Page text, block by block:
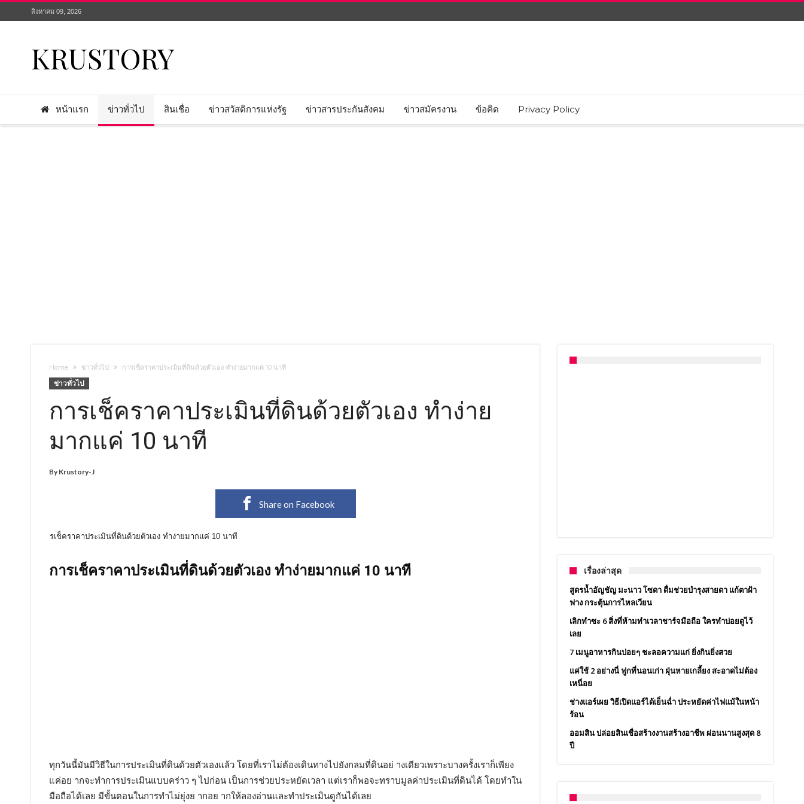
สิงหาคม 09, 2026
KRUSTORY
หน้าแรก ข่าวทั่วไป สินเชื่อ ข่าวสวัสดิการแห่งรัฐ ข่าวสารประกันสังคม ข่าวสมัครงาน ข้อคิด Privacy Policy
Home ข่าวทั่วไป การเช็คราคาประเมินที่ดินด้วยตัวเอง ทำง่ายมากแค่ 10 นาที
ข่าวทั่วไป
การเช็คราคาประเมินที่ดินด้วยตัวเอง ทำง่าย
มากแค่ 10 นาที
By Krustory-J
Share on Facebook
การเช็คราคาประเมินที่ดินด้วยตัวเอง ทำง่ายมากแค่ 10 นาที
ทุกวันนี้มันมีวิธีในการประเมินที่ดินด้วยตัวเองแล้ว โดยที่เราไม่ต้องเดินทางไปยังกลมที่ดินอย่ างเดียวเพราะบางครั้งเราก็เพียง
แค่อย ากจะทำการประเมินแบบคร่าว ๆ ไปก่อน เป็นการช่วยประหยัดเวลา แต่เราก็พอจะทราบมูลค่าประเมินที่ดินได้ โดยทำใน
มือถือได้เลย มีขั้นตอนในการทำไม่ยุ่งย ากอย ากให้ลองอ่านและทำประเมินดูกันได้เลย
เรื่องล่าสุด
สูตรน้ำอัญชัญ มะนาว โซดา ดื่มช่วยบำรุงสายตา แก้ตาฝ้า
ฟาง กระตุ้นการไหลเวียน
เลิกทำซะ 6 สิ่งที่ห้ามทำเวลาชาร์จมือถือ ใครทำบ่อยดูไว้
เลย
7 เมนูอาหารกินบ่อยๆ ชะลอความแก่ ยิ่งกินยิ่งสวย
แค่ใช้ 2 อย่างนี่ ฟูกที่นอนเก่า ฝุ่นหายเกลี้ยง สะอาดไม่ต้อง
เหนื่อย
ช่างแอร์เผย วิธีเปิดแอร์ได้เย็นฉ่ำ ประหยัดค่าไฟแม้ในหน้า
ร้อน
ออมสิน ปล่อยสินเชื่อสร้างงานสร้างอาชีพ ผ่อนนานสูงสุด 8
ปี